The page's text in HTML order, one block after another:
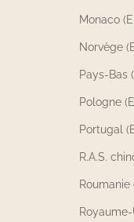
Monaco
Norvège
Pays-Bas
Pologne
Portugal
R.A.S.
Roumanie